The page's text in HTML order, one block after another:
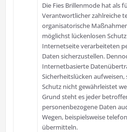
Die Fies Brillenmode hat als
Verantwortlicher zahlreiche
organisatorische
möglichst lückenlosen
Internetseite verarbeiteten
Daten sicherzustellen.
Internetbasierte
Sicherheitslücken
Schutz nicht gewährleistet
Grund steht es jeder
personenbezogene Daten
Wegen, beispielsweise
übermitteln.